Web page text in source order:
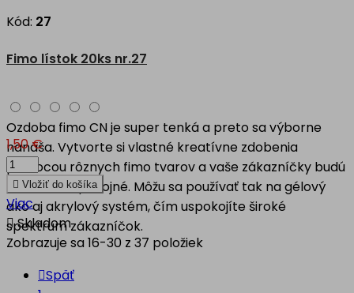
Kód: 27
Fimo lístok 20ks nr.27
Ozdoba fimo CN je super tenká a preto sa výborne
nanáša. Vytvorte si vlastné kreatívne zdobenia
pomocou rôznych fimo tvarov a vaše zákazníčky budú
nad mieru spokojné. Môžu sa používať tak na gélový
ako aj akrylový systém, čím uspokojíte široké
spektrum zákazníčok.
1,50 €
 Vložiť do košíka
Viac
Skladom
Zobrazuje sa 16-30 z 37 položiek
Späť